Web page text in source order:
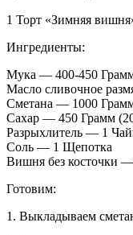
1 Торт «Зимняя
Ингредиенты:
Мука — 400-450
Масло сливочное
Сметана — 1000
Сахар — 450 Грамм
Разрыхлитель — 1
Соль — 1 Щепотка
Вишня без косточки
Готовим:
1. Выкладываем